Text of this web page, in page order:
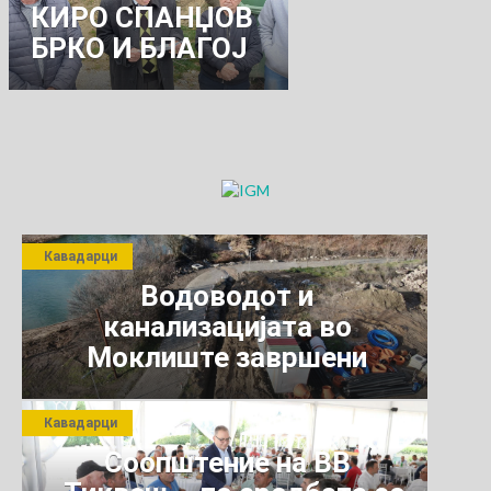
КИРО СПАНЏОВ
БРКО И БЛАГОЈ
КРСТИЌ
Водоводот и
канализацијата во
Моклиште завршени
Кавадарци
Соопштение на ВВ
Кавадарци